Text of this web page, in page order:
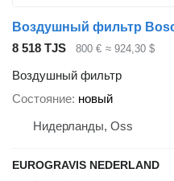
Воздушный фильтр
8 518 TJS
800 € ≈ 924,30 $
Воздушный фильтр
Состояние новый
Нидерланды, Oss
EUROGRAVIS NEDERLAND